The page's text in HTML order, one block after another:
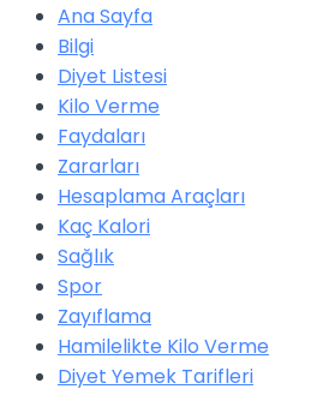
Ana Sayfa
Bilgi
Diyet Listesi
Kilo Verme
Faydaları
Zararları
Hesaplama Araçları
Kaç Kalori
Sağlık
Spor
Zayıflama
Hamilelikte Kilo Verme
Diyet Yemek Tarifleri